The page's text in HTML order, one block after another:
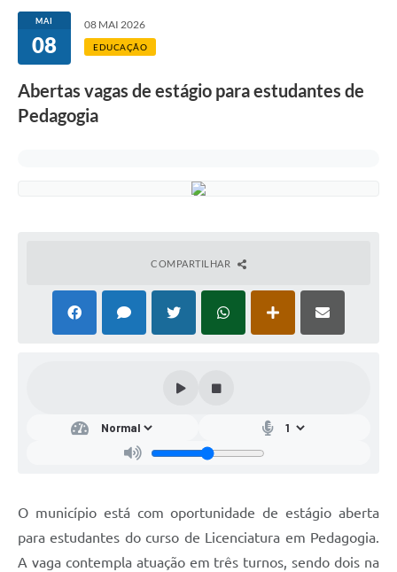
MAI
08
08 MAI 2026
EDUCAÇÃO
Abertas vagas de estágio para estudantes de
Pedagogia
COMPARTILHAR
O município está com oportunidade de estágio aberta
para estudantes do curso de Licenciatura em Pedagogia.
A vaga contempla atuação em três turnos, sendo dois na